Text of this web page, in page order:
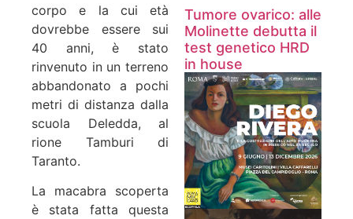
corpo e la cui età
dovrebbe essere sui
40 anni, è stato
rinvenuto in un terreno
abbandonato a pochi
metri di distanza dalla
scuola Deledda, al
rione Tamburi di
Taranto.
La macabra scoperta
è stata fatta questa
Tumore ovarico: alle
Molinette debutta il
test genetico HRD
in house